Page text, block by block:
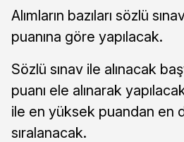
Alımların bazıları sözlü
puanına göre yapılacak.
Sözlü sınav ile alınacak
puanı ele alınarak
ile en yüksek puandan en
sıralanacak.